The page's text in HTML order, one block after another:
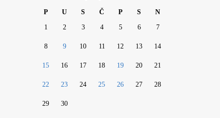
P U S Č P S N
1 2 3 4 5 6 7
8 9 10 11 12 13 14
15 16 17 18 19 20 21
22 23 24 25 26 27 28
29 30